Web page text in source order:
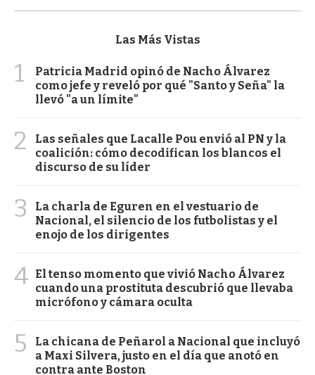
Las Más Vistas
1
Patricia Madrid opinó de Nacho Álvarez
como jefe y reveló por qué "Santo y Seña" la
llevó "a un límite"
2
Las señales que Lacalle Pou envió al PN y la
coalición: cómo decodifican los blancos el
discurso de su líder
3
La charla de Eguren en el vestuario de
Nacional, el silencio de los futbolistas y el
enojo de los dirigentes
4 El tenso momento que vivió Nacho Álvarez
cuando una prostituta descubrió que llevaba
micrófono y cámara oculta
5
La chicana de Peñarol a Nacional que incluyó
a Maxi Silvera, justo en el día que anotó en
contra ante Boston